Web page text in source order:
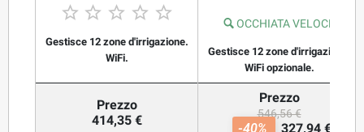
    
Gestisce 12 zone d'irrigazione.
WiFi.
OCCHIATA VELOCE
Gestisce 12 zone d'irrigazione.
WiFi opzionale.
Prezzo
414,35 €
Prezzo
546,56 €
-40% 327,94 €